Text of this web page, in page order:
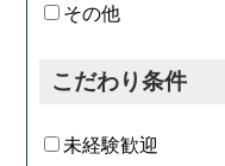
その他
こだわり条件
未経験歓迎